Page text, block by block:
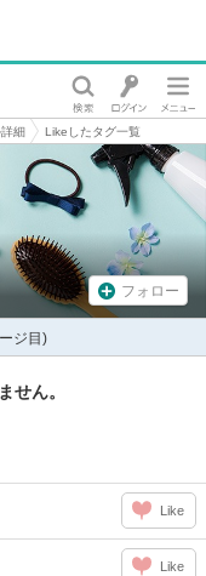
細 Likeしたタグ一覧
フォロー
ジ目)
せん。
Like
Like